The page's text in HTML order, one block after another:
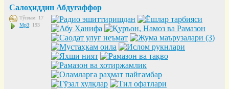
Салоҳиддин Абдуғаффор
Тўплам: 17
Mp3: 193